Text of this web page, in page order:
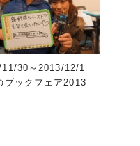
11/30～2013/12/1
ブックフェア2013